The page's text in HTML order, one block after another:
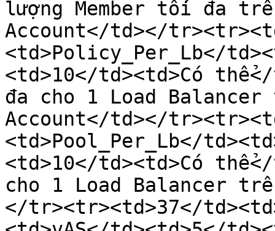
lượng Member tối đa
Account</td></
<td>Policy_Per_Lb</
<td>10</td><td>Có
đa cho 1 Load
Account</td></
<td>Pool_Per_Lb</
<td>10</td><td>Có
cho 1 Load Balancer
</tr><tr><td>37</